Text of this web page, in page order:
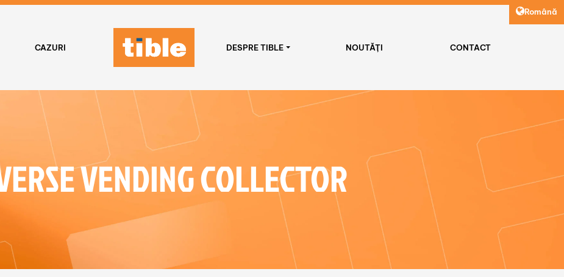
Română
CAZURI DESPRE TIBLE NOUTĂȚI CONTACT
VENDING COLLECTOR